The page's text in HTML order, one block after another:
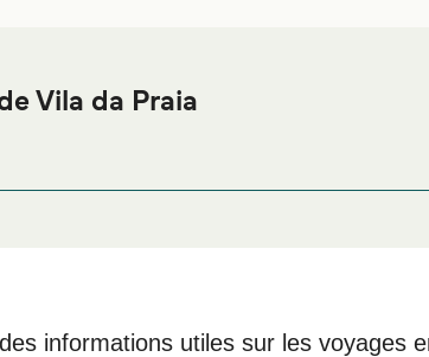
Vila da Praia
informations utiles sur les voyages